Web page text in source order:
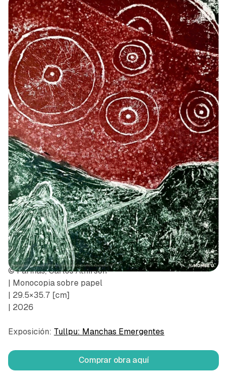
© Fariñas, Carlos Athirson
| Monocopia sobre papel
| 29.5×35.7 [cm]
| 2026
Exposición: Tullpu: Manchas Emergentes
Comprar obra aquí